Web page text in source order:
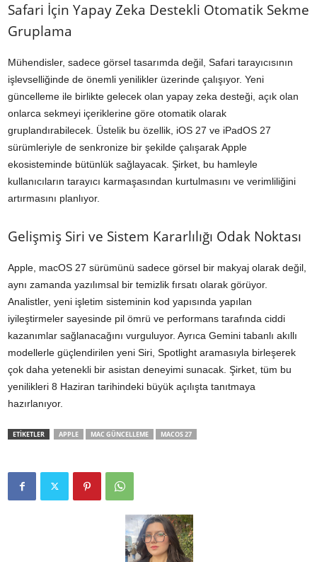
Safari İçin Yapay Zeka Destekli Otomatik Sekme
Gruplama
Mühendisler, sadece görsel tasarımda değil, Safari tarayıcısının
işlevselliğinde de önemli yenilikler üzerinde çalışıyor. Yeni
güncelleme ile birlikte gelecek olan yapay zeka desteği, açık olan
onlarca sekmeyi içeriklerine göre otomatik olarak
gruplandırabilecek. Üstelik bu özellik, iOS 27 ve iPadOS 27
sürümleriyle de senkronize bir şekilde çalışarak Apple
ekosisteminde bütünlük sağlayacak. Şirket, bu hamleyle
kullanıcıların tarayıcı karmaşasından kurtulmasını ve verimliliğini
artırmasını planlıyor.
Gelişmiş Siri ve Sistem Kararlılığı Odak Noktası
Apple, macOS 27 sürümünü sadece görsel bir makyaj olarak değil,
aynı zamanda yazılımsal bir temizlik fırsatı olarak görüyor.
Analistler, yeni işletim sisteminin kod yapısında yapılan
iyileştirmeler sayesinde pil ömrü ve performans tarafında ciddi
kazanımlar sağlanacağını vurguluyor. Ayrıca Gemini tabanlı akıllı
modellerle güçlendirilen yeni Siri, Spotlight aramasıyla birleşerek
çok daha yetenekli bir asistan deneyimi sunacak. Şirket, tüm bu
yenilikleri 8 Haziran tarihindeki büyük açılışta tanıtmaya
hazırlanıyor.
ETİKETLER APPLE MAC GÜNCELLEME MACOS 27